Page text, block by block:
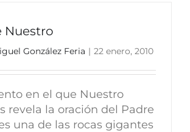
Nuestro
González Feria | 22 enero, 2010
en el que Nuestro
revela la oración del Padre
una de las rocas gigantes